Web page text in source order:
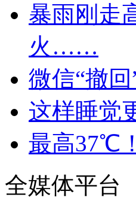
暴雨刚走
火……
微信“撤
这样睡觉
最高37℃
全媒体平台